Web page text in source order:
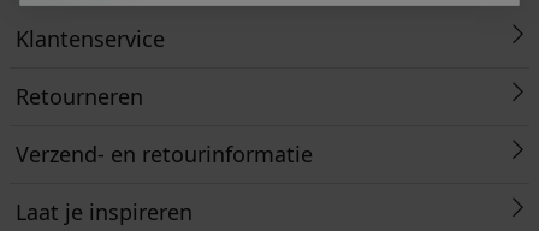
Klantenservice
Retourneren
Verzend- en retourinformatie
Laat je inspireren